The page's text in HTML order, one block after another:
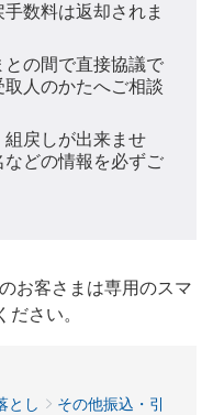
数料は返却されま
の間で直接協議で
人のかたへご相談
組戻しが出来ませ
どの情報を必ずご
お客さまは専用のスマ
さい。
とし
その他振込・引